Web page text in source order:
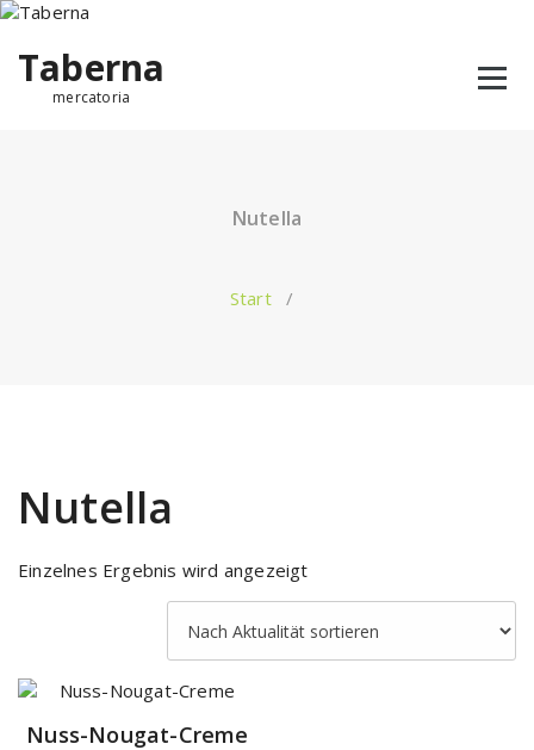
Taberna
mercatoria
Nutella
Start/
Nutella
Einzelnes Ergebnis wird angezeigt
Nuss-Nougat-Creme